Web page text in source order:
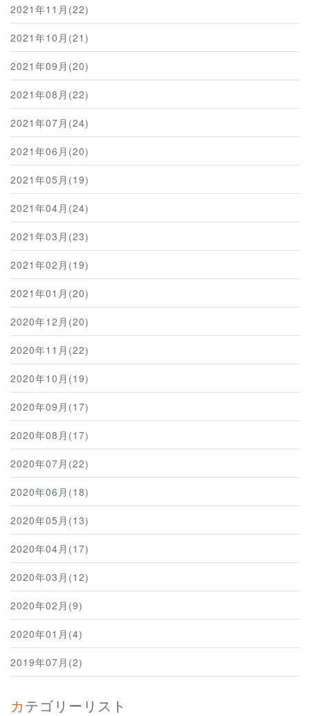
2021年11月(22)
2021年10月(21)
2021年09月(20)
2021年08月(22)
2021年07月(24)
2021年06月(20)
2021年05月(19)
2021年04月(24)
2021年03月(23)
2021年02月(19)
2021年01月(20)
2020年12月(20)
2020年11月(22)
2020年10月(19)
2020年09月(17)
2020年08月(17)
2020年07月(22)
2020年06月(18)
2020年05月(13)
2020年04月(17)
2020年03月(12)
2020年02月(9)
2020年01月(4)
2019年07月(2)
カテゴリーリスト